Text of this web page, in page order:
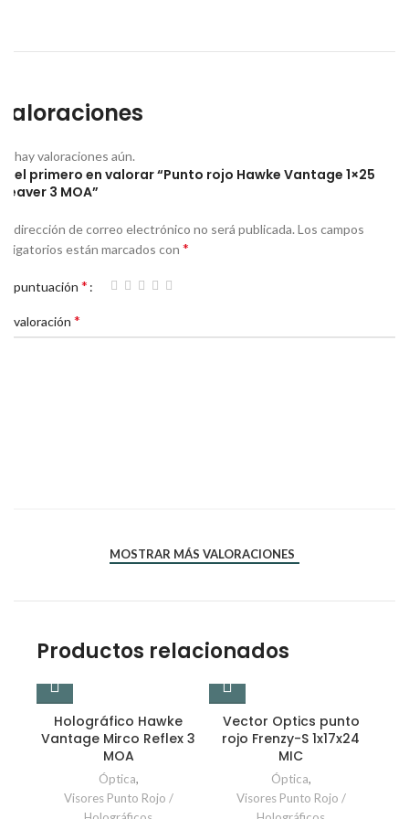
hay valoraciones aún.
el primero en valorar “Punto rojo Hawke Vantage 1×25
3 MOA”
dirección de correo electrónico no será publicada.Los campos
están marcados con *
puntuación *
valoración *
MOSTRAR MÁS VALORACIONES
Productos relacionados
Holográfico Hawke
Vantage Mirco Reflex 3
MOA
Óptica,
Visores Punto Rojo /
Vector Optics punto
rojo Frenzy-S 1x17x24
MIC
Óptica,
Visores Punto Rojo /